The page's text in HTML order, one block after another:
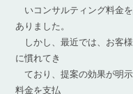
いコンサルティング料金
ありました。
しかし、最近では、お客
に慣れてき
ており、提案の効果が明
料金を支払